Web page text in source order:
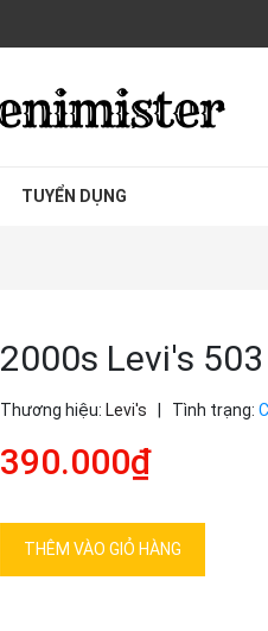
TUYỂN DỤNG
2000s Levi's
Thương hiệu: Levi's Tình trạng:
390.000₫
THÊM VÀO GIỎ HÀNG